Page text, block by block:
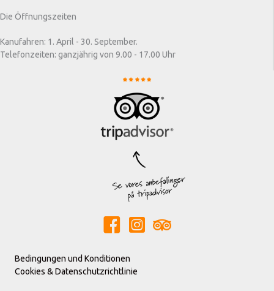
Die Öffnungszeiten
Kanufahren: 1. April - 30. September.
Telefonzeiten: ganzjährig von 9.00 - 17.00 Uhr
Bedingungen und Konditionen
Cookies & Datenschutzrichtlinie